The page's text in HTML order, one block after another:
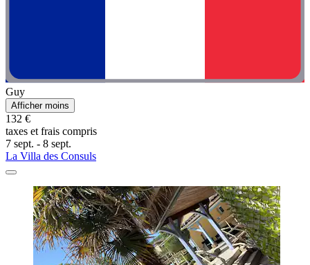
Guy
Afficher moins
132 €
taxes et frais compris
7 sept. - 8 sept.
La Villa des Consuls